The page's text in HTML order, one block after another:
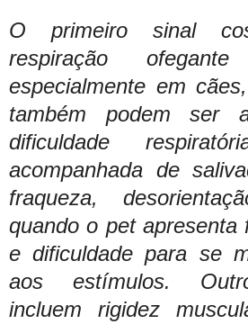
O primeiro sinal
respiração
especialmente em
também podem ser
dificuldade
acompanhada de
fraqueza,
quando o pet apresenta
e dificuldade para se
aos estímulos.
incluem rigidez